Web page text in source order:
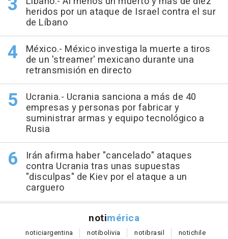
heridos por un ataque de Israel contra el sur
de Líbano
México.- México investiga la muerte a tiros
de un 'streamer' mexicano durante una
retransmisión en directo
Ucrania.- Ucrania sanciona a más de 40
empresas y personas por fabricar y
suministrar armas y equipo tecnológico a
Rusia
Irán afirma haber "cancelado" ataques
contra Ucrania tras unas supuestas
"disculpas" de Kiev por el ataque a un
carguero
notimérica
noticiargentina notibolivia notibrasil notichile